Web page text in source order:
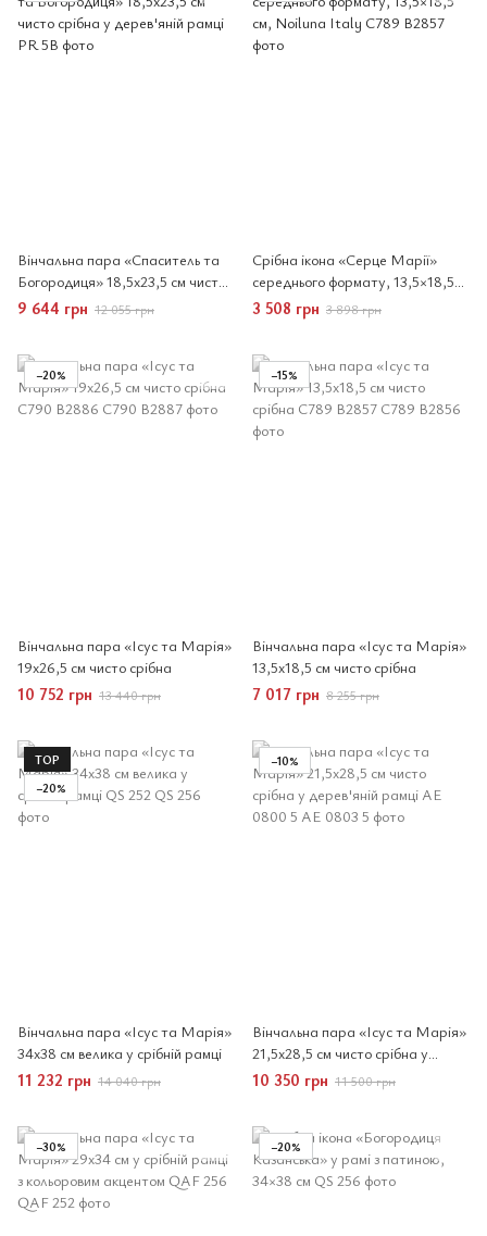
Вінчальна пара «Спаситель та
Богородиця» 18,5x23,5 см чисто
срібна у дерев'яній рамці
9 644 грн 12 055 грн
Срібна ікона «Серце Марії»
середнього формату, 13,5×18,5
см, Noiluna Italy
3 508 грн 3 898 грн
−20%
Вінчальна пара «Ісус та Марія»
19x26,5 см чисто срібна
10 752 грн 13 440 грн
−15%
Вінчальна пара «Ісус та Марія»
13,5x18,5 см чисто срібна
7 017 грн 8 255 грн
TOP
−20%
Вінчальна пара «Ісус та Марія»
34x38 см велика у срібній рамці
11 232 грн 14 040 грн
−10%
Вінчальна пара «Ісус та Марія»
21,5x28,5 см чисто срібна у
дерев'яній рамці
10 350 грн 11 500 грн
−30% −20%